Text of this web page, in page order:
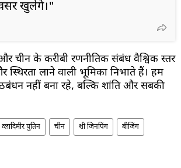
खुलेंगे।"
चीन के करीबी रणनीतिक संबंध वैश्विक स्तर
स्थिरता लाने वाली भूमिका निभाते हैं। हम
नहीं बना रहे, बल्कि शांति और सबकी
व्लादिमीर पुतिन चीन शी जिनपिंग बीजिंग